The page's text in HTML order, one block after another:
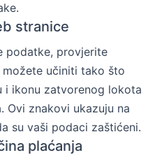
stranice
podatke, provjerite
možete učiniti tako što
i ikonu zatvorenog lokota
Ovi znakovi ukazuju na
su vaši podaci zaštićeni.
plaćanja